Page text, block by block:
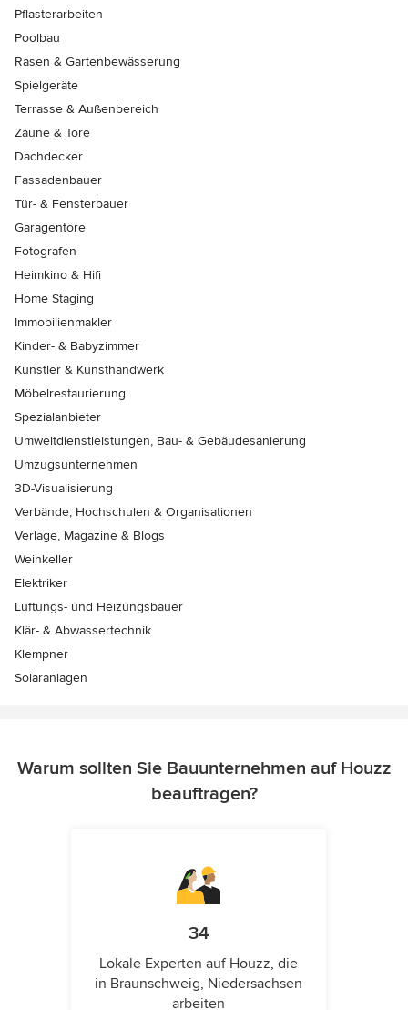
Pflasterarbeiten
Poolbau
Rasen & Gartenbewässerung
Spielgeräte
Terrasse & Außenbereich
Zäune & Tore
Dachdecker
Fassadenbauer
Tür- & Fensterbauer
Garagentore
Fotografen
Heimkino & Hifi
Home Staging
Immobilienmakler
Kinder- & Babyzimmer
Künstler & Kunsthandwerk
Möbelrestaurierung
Spezialanbieter
Umweltdienstleistungen, Bau- & Gebäudesanierung
Umzugsunternehmen
3D-Visualisierung
Verbände, Hochschulen & Organisationen
Verlage, Magazine & Blogs
Weinkeller
Elektriker
Lüftungs- und Heizungsbauer
Klär- & Abwassertechnik
Klempner
Solaranlagen
Warum sollten Sie Bauunternehmen auf Houzz
beauftragen?
34
Lokale Experten auf Houzz, die
in Braunschweig, Niedersachsen
arbeiten